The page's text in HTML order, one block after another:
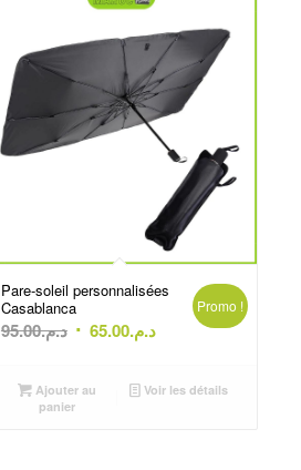
Pare-soleil personnalisées
Casablanca
د.م.95.00
Le
initial
était :
د.م.65.00
Le
actuel
Promo !
Ajouter au
panier
Voir les détails